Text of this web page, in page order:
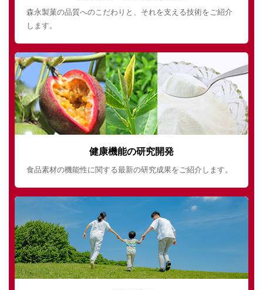
森永製菓の品質へのこだわりと、それを支える技術をご紹介
します。
健康機能の研究開発
食品素材の機能性に関する最新の研究成果をご紹介します。